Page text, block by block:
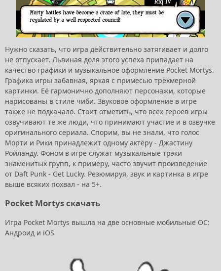
Нужно сказать, что игра действительно затягивает и долго
не отпускает. Львиная доля этого успеха припадает на
качество графики и музыкальное оформление Pocket Mortys.
Графика игры забавная, яркая с примесью трёхмерной
картинки. Её гармонично дополняют персонажи, которые
нарисованы в стиле чиби. Звуковое оформление в игре
также не подкачало. Стоит отметить, что всех героев игры
озвучивают те же люди, что принимают участие и в озвучке
оригинального сериала. Спорим, вы не знали, что голос
Морти и Рики принадлежит одному актёру - Джастину
Ройланду. Фоном в игре служат музыкальные трэки
знаменитых групп, к примеру, часто звучит произведение
от Daft Punk - Get Lucky. Резюмируя, звук и картинка в игре
выше всяких похвал - на 5+.
Pocket Mortys скачать
Игра Pocket Mortys вышла на две основные мобильные ОС:
Андроид и iOS